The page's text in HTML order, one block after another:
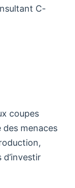
C-
coupes
des menaces